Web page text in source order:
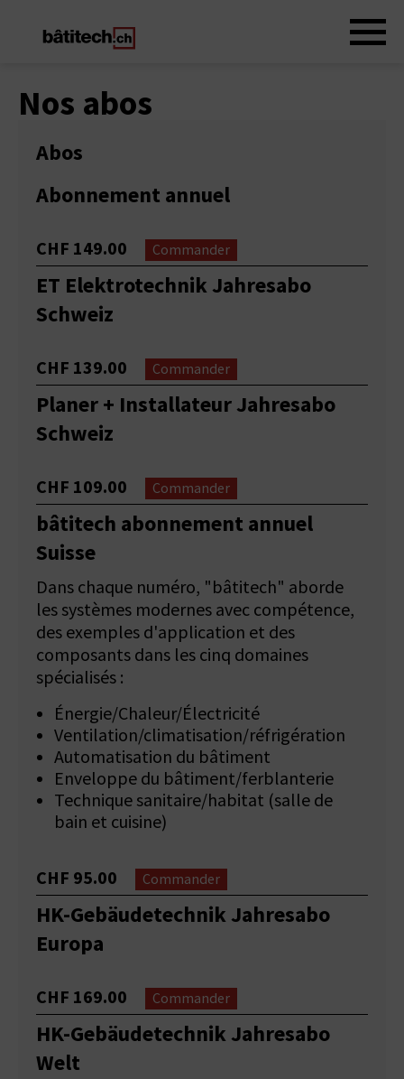
Nos abos
Abos
Abonnement annuel
CHF 149.00 Commander
ET Elektrotechnik Jahresabo
Schweiz
CHF 139.00 Commander
Planer + Installateur Jahresabo
Schweiz
CHF 109.00 Commander
bâtitech abonnement annuel
Suisse
Dans chaque numéro, "bâtitech" aborde
les systèmes modernes avec compétence,
des exemples d'application et des
composants dans les cinq domaines
spécialisés :
Énergie/Chaleur/Électricité
Ventilation/climatisation/réfrigération
Automatisation du bâtiment
Enveloppe du bâtiment/ferblanterie
Technique sanitaire/habitat (salle de
bain et cuisine)
CHF 95.00 Commander
HK-Gebäudetechnik Jahresabo
Europa
CHF 169.00 Commander
HK-Gebäudetechnik Jahresabo
Welt